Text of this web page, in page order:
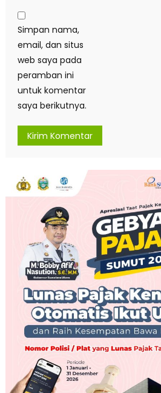
Simpan nama,
email, dan situs
web saya pada
peramban ini
untuk komentar
saya berikutnya.